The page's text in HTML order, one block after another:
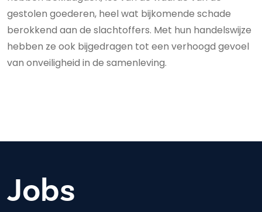
gestolen goederen, heel wat bijkomende schade
berokkend aan de slachtoffers. Met hun handelswijze
hebben ze ook bijgedragen tot een verhoogd gevoel
van onveiligheid in de samenleving.
Jobs